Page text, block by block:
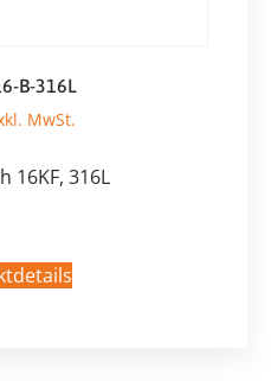
B-316L
16KF, 316L